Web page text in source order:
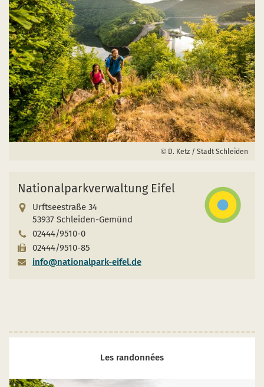
D. Ketz / Stadt Schleiden
Nationalparkverwaltung Eifel
Urftseestraße 34
53937 Schleiden-Gemünd
02444/9510-0
02444/9510-85
info@nationalpark-eifel.de
Les randonnées